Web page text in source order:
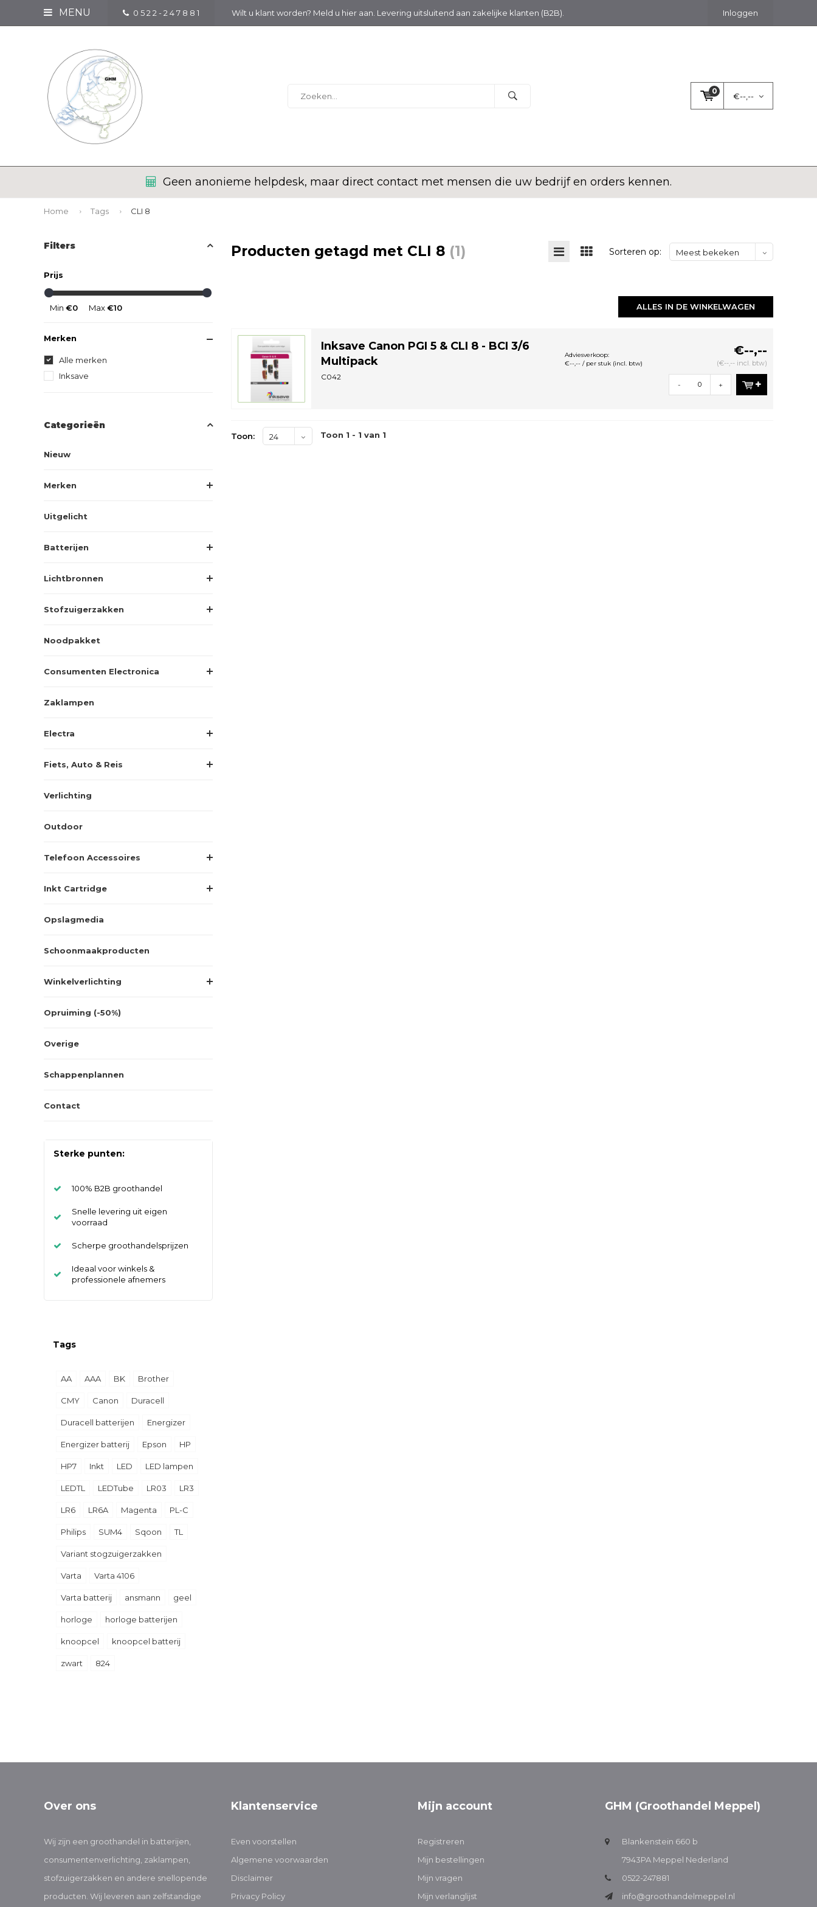
MENU 0 5 2 2 - 2 4 7 8 8 1 Wilt u klant worden? Meld u hier aan. Levering uitsluitend aan zakelijke klanten (B2B). Inloggen
0
€--,--
Geen anonieme helpdesk, maar direct contact met mensen die uw bedrijf en orders kennen.
Home Tags CLI 8
Filters
Prijs
Min €0 Max€10
Merken
Alle merken
Inksave
Categorieën
Nieuw
Merken
Uitgelicht
Batterijen
Lichtbronnen
Stofzuigerzakken
Noodpakket
Consumenten Electronica
Zaklampen
Electra
Fiets, Auto & Reis
Verlichting
Outdoor
Telefoon Accessoires
Inkt Cartridge
Opslagmedia
Schoonmaakproducten
Winkelverlichting
Opruiming (-50%)
Overige
Schappenplannen
Contact
Sterke punten:
100% B2B groothandel
Snelle levering uit eigen
voorraad
Scherpe groothandelsprijzen
Ideaal voor winkels &
professionele afnemers
Tags
AA AAA BK Brother
CMY Canon Duracell
Duracell batterijen Energizer
Energizer batterij Epson HP
HP7 Inkt LED LED lampen
LEDTL LEDTube LR03 LR3
LR6 LR6A Magenta PL-C
Philips SUM4 Sqoon TL
Variant stogzuigerzakken
Varta Varta 4106
Varta batterij ansmann geel
horloge horloge batterijen
knoopcel knoopcel batterij
zwart 824
Producten getagd met CLI 8 (1) Sorteren op: Meest bekeken
ALLES IN DE WINKELWAGEN
Inksave Canon PGI 5 & CLI 8 - BCI 3/6
Multipack
C042
€--,--
Adviesverkoop:
€--,-- / per stuk (incl. btw)
(€--,-- incl. btw)
- +
Toon: 24 Toon 1 - 1 van 1
Over ons
Wij zijn een groothandel in batterijen,
consumentenverlichting, zaklampen,
stofzuigerzakken en andere snellopende
producten. Wij leveren aan zelfstandige
Klantenservice
Even voorstellen
Algemene voorwaarden
Disclaimer
Privacy Policy
Mijn account
Registreren
Mijn bestellingen
Mijn vragen
Mijn verlanglijst
GHM (Groothandel Meppel)
Blankenstein 660 b
7943PA Meppel Nederland
0522-247881
info@groothandelmeppel.nl